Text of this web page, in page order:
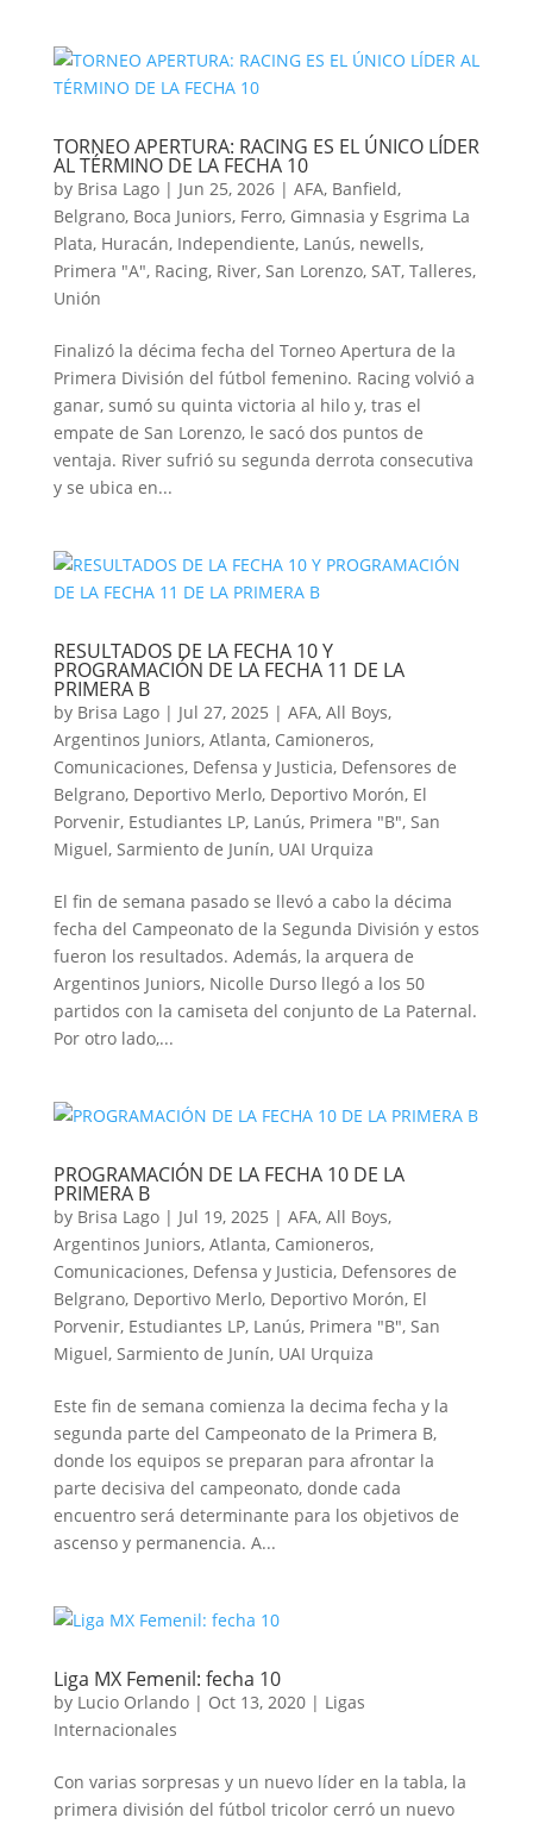
TORNEO APERTURA: RACING ES EL ÚNICO LÍDER
AL TÉRMINO DE LA FECHA 10
by Brisa Lago| Jun 25, 2026| AFA, Banfield,
Belgrano, Boca Juniors, Ferro, Gimnasia y Esgrima La
Plata, Huracán, Independiente, Lanús, newells,
Primera "A", Racing, River, San Lorenzo, SAT, Talleres,
Unión
Finalizó la décima fecha del Torneo Apertura de la
Primera División del fútbol femenino. Racing volvió a
ganar, sumó su quinta victoria al hilo y, tras el
empate de San Lorenzo, le sacó dos puntos de
ventaja. River sufrió su segunda derrota consecutiva
y se ubica en...
RESULTADOS DE LA FECHA 10 Y
PROGRAMACIÓN DE LA FECHA 11 DE LA
PRIMERA B
by Brisa Lago| Jul 27, 2025 | AFA, All Boys,
Argentinos Juniors, Atlanta, Camioneros,
Comunicaciones, Defensa y Justicia, Defensores de
Belgrano, Deportivo Merlo, Deportivo Morón, El
Porvenir, Estudiantes LP, Lanús, Primera "B", San
Miguel, Sarmiento de Junín, UAI Urquiza
El fin de semana pasado se llevó a cabo la décima
fecha del Campeonato de la Segunda División y estos
fueron los resultados. Además, la arquera de
Argentinos Juniors, Nicolle Durso llegó a los 50
partidos con la camiseta del conjunto de La Paternal.
Por otro lado,...
PROGRAMACIÓN DE LA FECHA 10 DE LA
PRIMERA B
by Brisa Lago| Jul 19, 2025 | AFA, All Boys,
Argentinos Juniors, Atlanta, Camioneros,
Comunicaciones, Defensa y Justicia, Defensores de
Belgrano, Deportivo Merlo, Deportivo Morón, El
Porvenir, Estudiantes LP, Lanús, Primera "B", San
Miguel, Sarmiento de Junín, UAI Urquiza
Este fin de semana comienza la decima fecha y la
segunda parte del Campeonato de la Primera B,
donde los equipos se preparan para afrontar la
parte decisiva del campeonato, donde cada
encuentro será determinante para los objetivos de
ascenso y permanencia. A...
Liga MX Femenil: fecha 10
by Lucio Orlando| Oct 13, 2020| Ligas
Internacionales
Con varias sorpresas y un nuevo líder en la tabla, la
primera división del fútbol tricolor cerró un nuevo